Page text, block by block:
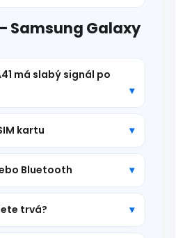
Samsung Galaxy
má slabý signál po
kartu
Bluetooth
trvá?